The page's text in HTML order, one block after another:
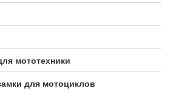
мототехники
для мотоциклов